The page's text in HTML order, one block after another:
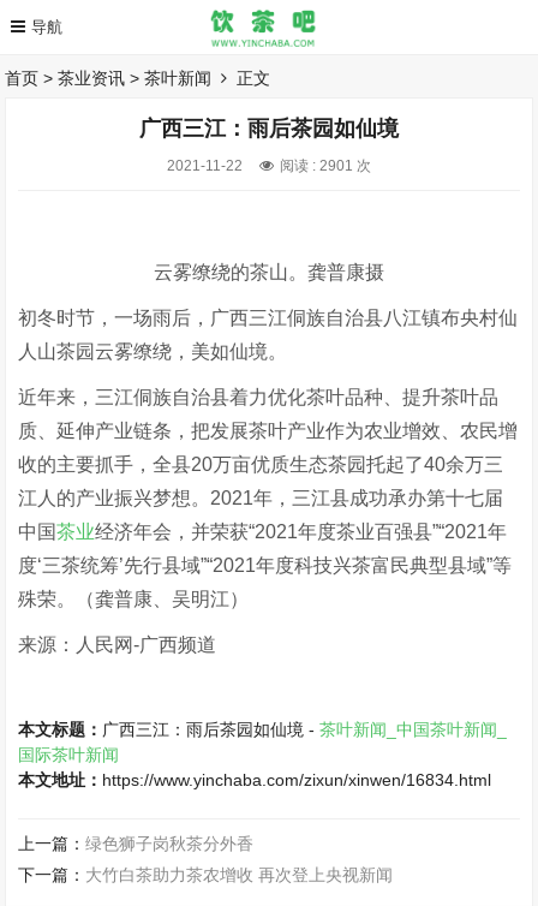
首页 >茶业资讯 >茶叶新闻 正文
广西三江：雨后茶园如仙境
2021-11-22 阅读 : 2901 次
云雾缭绕的茶山。龚普康摄
初冬时节，一场雨后，广西三江侗族自治县八江镇布央村仙
人山茶园云雾缭绕，美如仙境。
近年来，三江侗族自治县着力优化茶叶品种、提升茶叶品
质、延伸产业链条，把发展茶叶产业作为农业增效、农民增
收的主要抓手，全县20万亩优质生态茶园托起了40余万三
江人的产业振兴梦想。2021年，三江县成功承办第十七届
中国茶业经济年会，并荣获“2021年度茶业百强县”“2021年
度‘三茶统筹’先行县域”“2021年度科技兴茶富民典型县域”等
殊荣。（龚普康、吴明江）
来源：人民网-广西频道
本文标题： 广西三江：雨后茶园如仙境 -茶叶新闻_中国茶叶新闻_
国际茶叶新闻
本文地址： https://www.yinchaba.com/zixun/xinwen/16834.html
上一篇：绿色狮子岗秋茶分外香
下一篇： 大竹白茶助力茶农增收 再次登上央视新闻